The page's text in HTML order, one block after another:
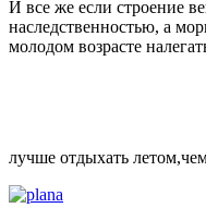
И все же если строение
наследственностью, а
молодом возрасте
лучше отдыхать